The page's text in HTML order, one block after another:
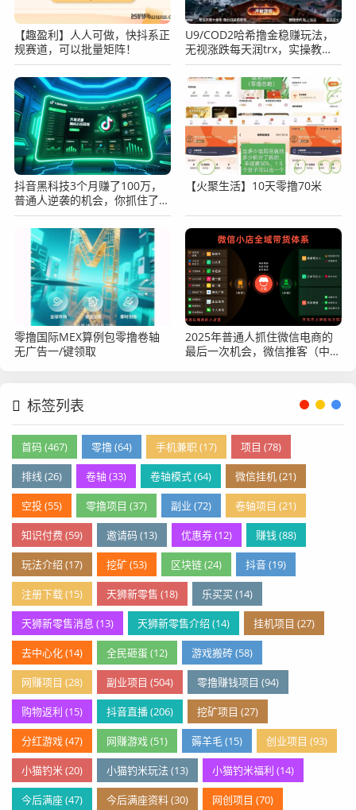
【趣盈利】人人可做，快抖系正
规赛道，可以批量矩阵！
U9/COD2哈希撸金稳赚玩法，
无视涨跌每天润trx，实操教
程！
抖音黑科技3个月赚了100万，
普通人逆袭的机会，你抓住了
吗？
【火聚生活】10天零撸70米
零撸国际MEX算例包零撸卷轴
无广告一/键领取
2025年普通人抓住微信电商的
最后一次机会，微信推客（中国
标签列表
首码 (467) 零撸 (64) 手机兼职 (17) 项目 (78)
排线 (26) 卷轴 (33) 卷轴模式 (64) 微信挂机 (21)
空投 (55) 零撸项目 (37) 副业 (72) 卷轴项目 (21)
知识付费 (59) 邀请码 (13) 优惠券 (12) 赚钱 (88)
玩法介绍 (17) 挖矿 (53) 区块链 (24) 抖音 (19)
注册下载 (15) 天狮新零售 (18) 乐买买 (14)
天狮新零售消息 (13) 天狮新零售介绍 (14) 挂机项目 (27)
去中心化 (14) 全民砸蛋 (12) 游戏搬砖 (58)
网赚项目 (28) 副业项目 (504) 零撸赚钱项目 (94)
购物返利 (15) 抖音直播 (206) 挖矿项目 (27)
分红游戏 (47) 网赚游戏 (51) 薅羊毛 (15) 创业项目 (93)
小猫钓米 (20) 小猫钓米玩法 (13) 小猫钓米福利 (14)
今后满座 (47) 今后满座资料 (30) 网创项目 (70)